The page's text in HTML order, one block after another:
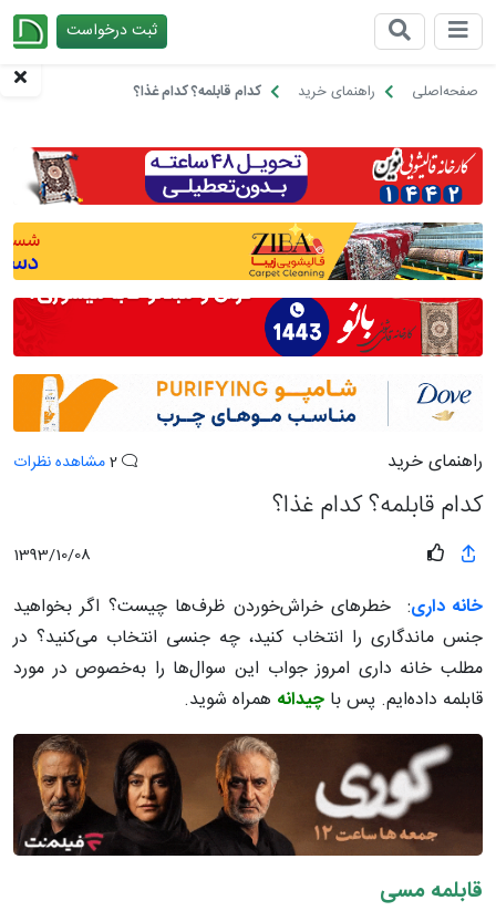
ثبت درخواست
صفحه‌اصلی راهنمای خرید کدام قابلمه؟ کدام غذا؟
راهنمای خرید مشاهده نظرات
کدام قابلمه؟ کدام غذا؟
1393/10/08
خانه داری: خطرهای خراش‌خوردن ظرف‌ها چیست؟ اگر بخواهید
جنس ماندگاری را انتخاب کنید، چه جنسی انتخاب می‌کنید؟ در
مطلب خانه داری امروز جواب‌ این سوال‌ها را به‌خصوص در مورد
قابلمه داده‌ایم. پس با چیدانه همراه شوید.
قابلمه مسی